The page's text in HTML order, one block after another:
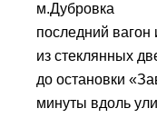
м.Дубровка
последний вагон
из стеклянных
до остановки
минуты вдоль